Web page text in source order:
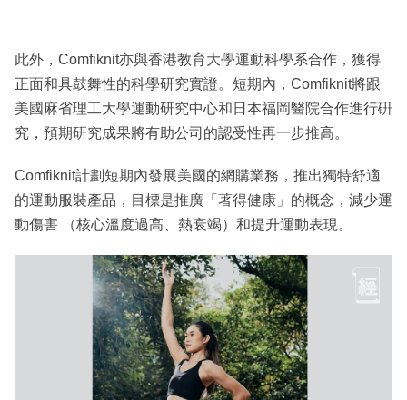
此外，Comfiknit亦與香港教育大學運動科學系合作，獲得
正面和具鼓舞性的科學研究實證。短期內，Comfiknit將跟
美國麻省理工大學運動研究中心和日本福岡醫院合作進行硏
究，預期研究成果將有助公司的認受性再一步推高。
Comfiknit計劃短期內發展美國的網購業務，推出獨特舒適
的運動服裝產品，目標是推廣「著得健康」的概念，減少運
動傷害 （核心溫度過高、熱衰竭）和提升運動表現。